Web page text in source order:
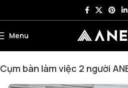
Menu
Cụm bàn làm việc 2 người